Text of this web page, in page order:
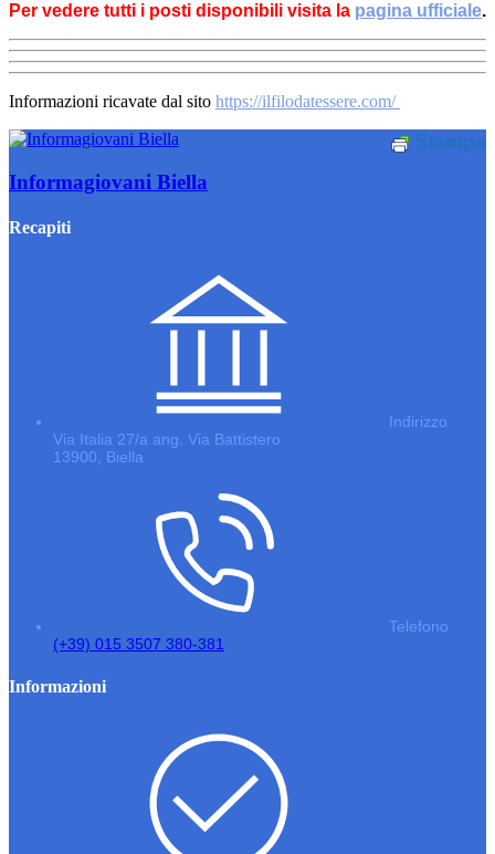
Per vedere tutti i posti disponibili visita la pagina ufficiale.
Informazioni ricavate dal sito https://ilfilodatessere.com/
Stampa
Informagiovani Biella
Recapiti
Indirizzo
Via Italia 27/a ang. Via Battistero
13900, Biella
Telefono
(+39) 015 3507 380-381
Informazioni